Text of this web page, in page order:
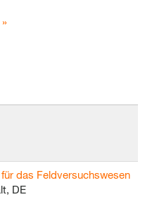
»
das Feldversuchswesen
DE